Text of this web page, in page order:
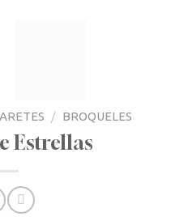
ARETES / BROQUELES
Estrellas